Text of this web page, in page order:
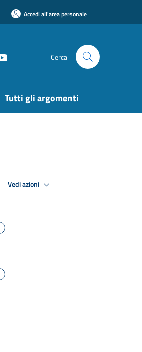
Accedi all'area personale
Cerca
Tutti gli argomenti
Vedi azioni